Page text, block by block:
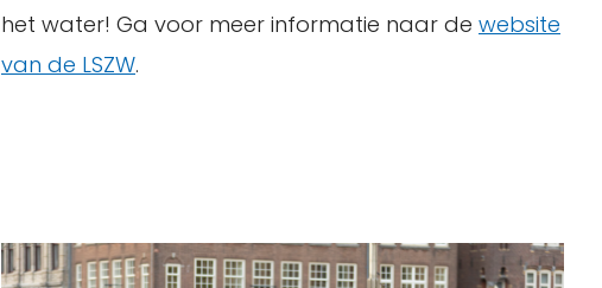
het water! Ga voor meer informatie naar de website
van de LSZW.